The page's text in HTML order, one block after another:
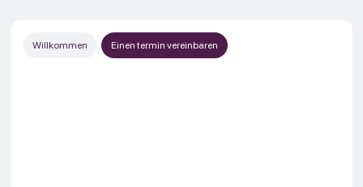
Willkommen Einen termin vereinbaren